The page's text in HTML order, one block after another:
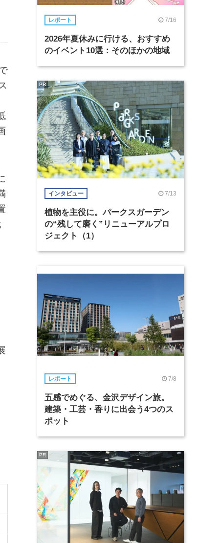
レポート 7/16
2026年夏休みに行ける、おすすめ
のイベント10選：そのほかの地域
インタビュー 7/13
植物を主役に。パークスガーデン
の“残して磨く”リニューアルプロ
ジェクト（1）
PR
レポート 7/8
五感でめぐる、金沢デザイン旅。
建築・工芸・香りに出会う4つのス
ポット
PR